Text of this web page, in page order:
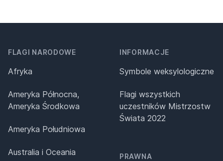
FLAGI NARODOWE
Afryka
Ameryka Północna,
Ameryka Środkowa
Ameryka Południowa
Australia i Oceania
INFORMACJE
Symbole weksylologiczne
Flagi wszystkich
uczestników Mistrzostw
Świata 2022
PRAWNA